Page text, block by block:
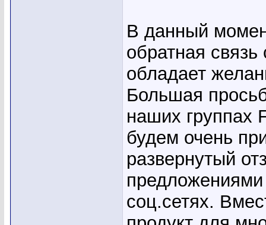
В данный
обратная связь
обладает
Большая
наших группах
будем очень
развернутый
соц.сетях.